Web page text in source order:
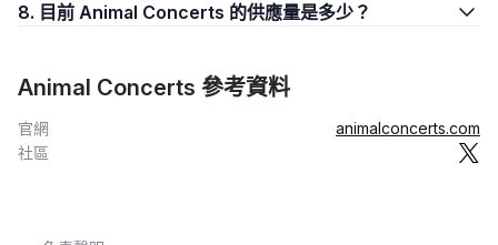
8. 目前 Animal Concerts 的供應量是多少？
Animal Concerts 參考資料
官網
animalconcerts.com
社區